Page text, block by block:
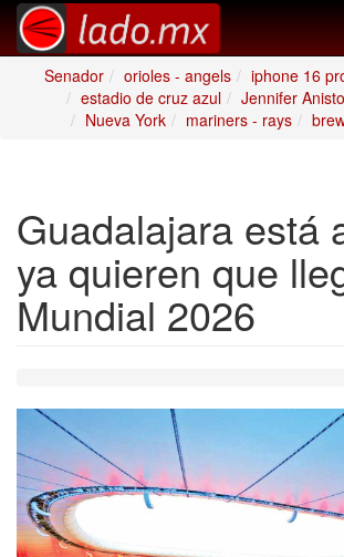
Senador
orioles - angels iphone 16
estadio de cruz azul
Jennifer
Nueva York
mariners - rays
Guadalajara está
ya quieren que
Mundial 2026